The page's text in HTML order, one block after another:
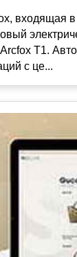
входящая в
T1.
с це...